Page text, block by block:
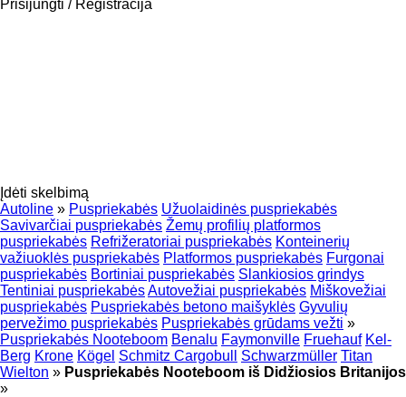
Prisijungti / Registracija
Įdėti skelbimą
Autoline » Puspriekabės Užuolaidinės puspriekabės
Savivarčiai puspriekabės Žemų profilių platformos
puspriekabės Refrižeratoriai puspriekabės Konteinerių
važiuoklės puspriekabės Platformos puspriekabės Furgonai
puspriekabės Bortiniai puspriekabės Slankiosios grindys
Tentiniai puspriekabėsAutovežiai puspriekabės Miškovežiai
puspriekabės Puspriekabės betono maišyklės Gyvulių
pervežimo puspriekabės Puspriekabės grūdams vežti »
Puspriekabės Nooteboom Benalu Faymonville Fruehauf Kel-
Berg Krone Kögel Schmitz Cargobull Schwarzmüller Titan
Wielton » Puspriekabės Nooteboom iš Didžiosios Britanijos
»